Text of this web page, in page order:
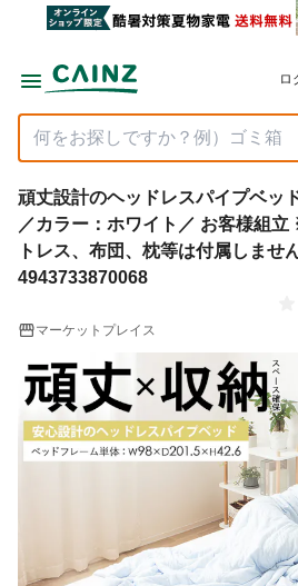
ロ
頑丈設計のヘッドレスパイプベッ
／カラー：ホワイト／ お客様組
トレス、布団、枕等は付属しませ
4943733870068
マーケットプレイス